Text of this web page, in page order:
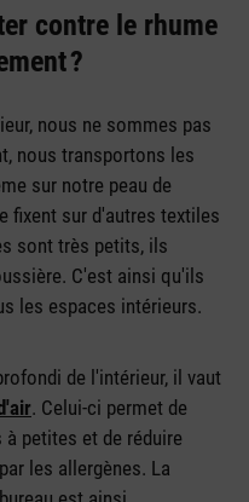
contre le rhume
?
nous ne sommes pas
nous transportons les
sur notre peau de
fixent sur d'autres textiles
sont très petits, ils
C'est ainsi qu'ils
les espaces intérieurs.
de l'intérieur, il vaut
. Celui-ci permet de
petites et de réduire
les allergènes. La